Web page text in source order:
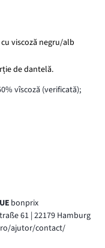
viscoză negru/alb
de dantelă.
vîscoză (verificată);
bonprix
61 | 22179 Hamburg
ajutor/contact/